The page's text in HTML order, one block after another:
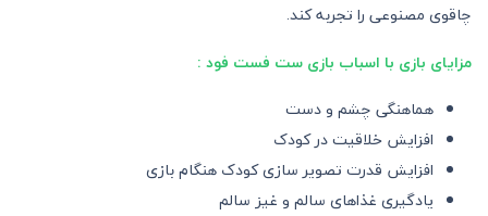
چاقوی مصنوعی را تجربه کند.
مزایای بازی با اسباب بازی ست فست فود :
هماهنگی چشم و دست
افزایش خلاقیت در کودک
افزایش قدرت تصویر سازی کودک هنگام بازی
یادگیری غذاهای سالم و غیز سالم